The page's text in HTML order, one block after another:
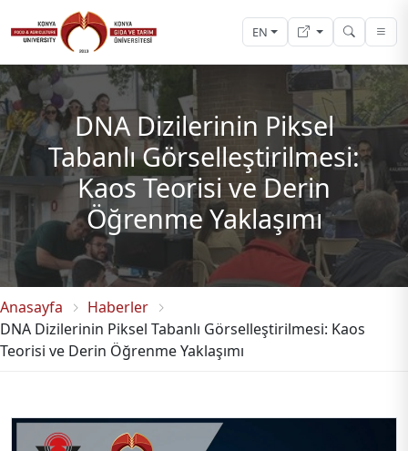
EN
DNA Dizilerinin Piksel
Tabanlı Görselleştirilmesi:
Kaos Teorisi ve Derin
Öğrenme Yaklaşımı
Anasayfa
Haberler
DNA Dizilerinin Piksel Tabanlı Görselleştirilmesi: Kaos
Teorisi ve Derin Öğrenme Yaklaşımı